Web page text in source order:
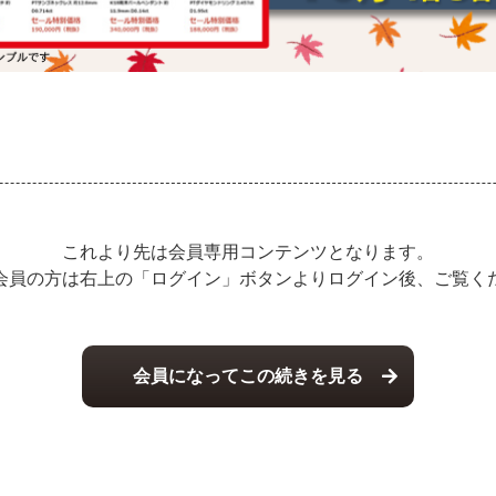
これより先は会員専用コンテンツとなります。
員の方は右上の「ログイン」ボタンよりログイン後、ご覧く
会員になってこの続きを見る